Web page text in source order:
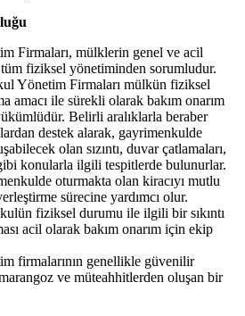
Firmaları, mülklerin genel ve acil
tüm fiziksel yönetiminden sorumludur.
Yönetim Firmaları mülkün fiziksel
amacı ile sürekli olarak bakım onarım
Belirli aralıklarla beraber
destek alarak, gayrimenkulde
olan sızıntı, duvar çatlamaları,
konularla ilgili tespitlerde bulunurlar.
oturmakta olan kiracıyı mutlu
sürecine yardımcı olur.
fiziksel durumu ile ilgili bir sıkıntı
acil olarak bakım onarım için ekip
firmalarının genellikle güvenilir
ve müteahhitlerden oluşan bir